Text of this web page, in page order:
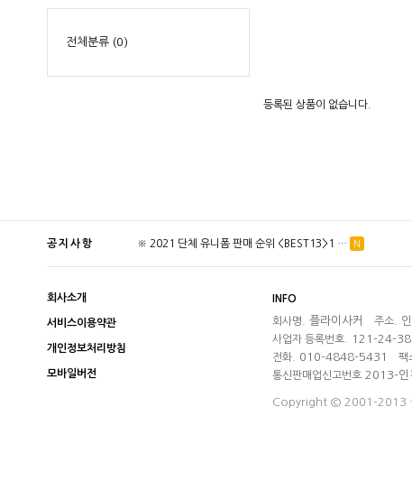
전체분류 (0)
등록된 상품이 없습니다.
공지사항 ※ 2021 단체 유니폼 판매 순위 <BEST13>1 … N
더보기
회사소개
서비스이용약관
개인정보처리방침
모바일버전
INFO
회사명. 플라이사커 주소.
사업자 등록번호. 121-24-
전화. 010-4848-5431
팩
통신판매업신고번호 2013-인
Copyright © 2001-2013